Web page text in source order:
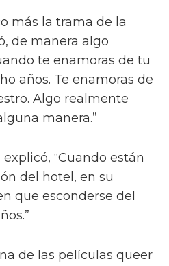
más la trama de la
de manera algo
te enamoras de tu
años. Te enamoras de
Algo realmente
manera.”
“Cuando están
del hotel, en su
que esconderse del
de las películas queer